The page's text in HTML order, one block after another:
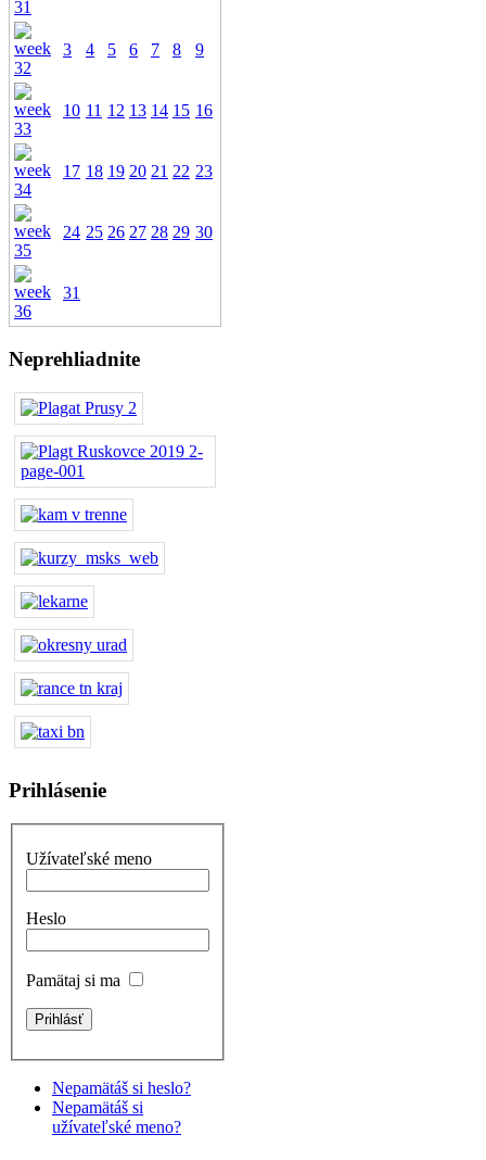
3 4 5 6 7 8 9
10 11 12 13 14 15 16
17 18 19 20 21 22 23
24 25 26 27 28 29 30
31
Neprehliadnite
Prihlásenie
Užívateľské meno
Heslo
Pamätaj si ma
Nepamätáš si heslo?
Nepamätáš si
užívateľské meno?